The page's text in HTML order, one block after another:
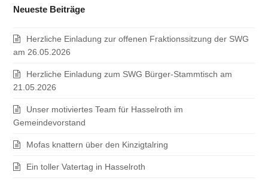
Neueste Beiträge
Herzliche Einladung zur offenen Fraktionssitzung der SWG
am 26.05.2026
Herzliche Einladung zum SWG Bürger-Stammtisch am
21.05.2026
Unser motiviertes Team für Hasselroth im
Gemeindevorstand
Mofas knattern über den Kinzigtalring
Ein toller Vatertag in Hasselroth